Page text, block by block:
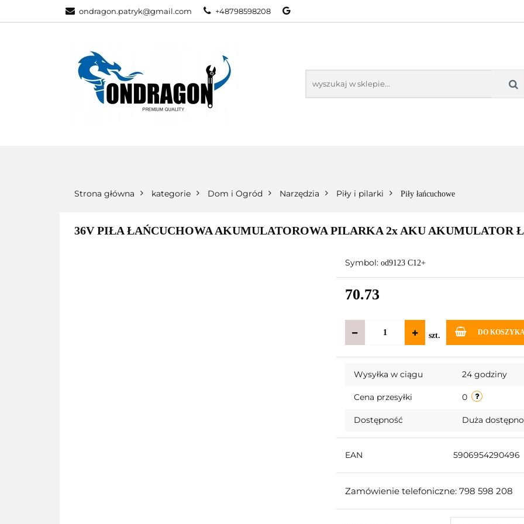
ondragon.patryk@gmail.com +48798598208
KATEGORIE NOWOŚCI BESTSELLERY WSZYSTKIE TOWARY
Strona główna kategorie Dom i Ogród Narzędzia Piły i pilarki Piły łańcuchowe
36V PIŁA ŁAŃCUCHOWA AKUMULATOROWA PILARKA 2x AKU AKUMULATOR
Symbol: od9123 C12+
70.73
szt. DO
Wysyłka w ciągu 24 godziny
Cena przesyłki 0
Dostępność Duża
EAN 5906954290496
Zamówienie telefoniczne: 798 598 208